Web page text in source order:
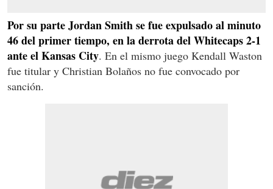
Por su parte Jordan Smith se fue expulsado al minuto
46 del primer tiempo, en la derrota del Whitecaps 2-1
ante el Kansas City. En el mismo juego Kendall Waston
fue titular y Christian Bolaños no fue convocado por
sanción.